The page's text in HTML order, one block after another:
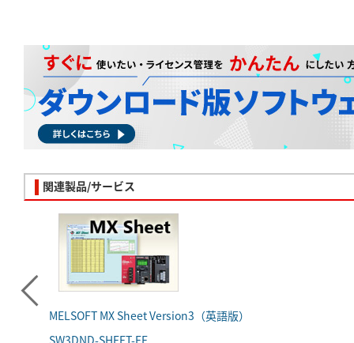
関連製品/サービス
MELSOFT MX Sheet Version3（英語版）